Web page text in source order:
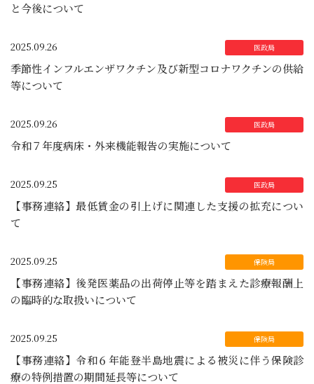
と今後について
2025.09.26
季節性インフルエンザワクチン及び新型コロナワクチンの供給
等について
2025.09.26
令和７年度病床・外来機能報告の実施について
2025.09.25
【事務連絡】最低賃金の引上げに関連した支援の拡充につい
て
2025.09.25
【事務連絡】後発医薬品の出荷停止等を踏まえた診療報酬上
の臨時的な取扱いについて
2025.09.25
【事務連絡】令和６年能登半島地震による被災に伴う保険診
療の特例措置の期間延長等について